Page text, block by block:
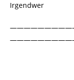
Irgendwer